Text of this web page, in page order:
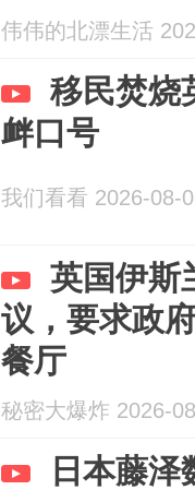
伟伟的北漂生活
移民焚烧
衅口号
我们看看 2026-08-
英国伊斯
议，要求政
餐厅
秘密大爆炸 2026-
日本藤